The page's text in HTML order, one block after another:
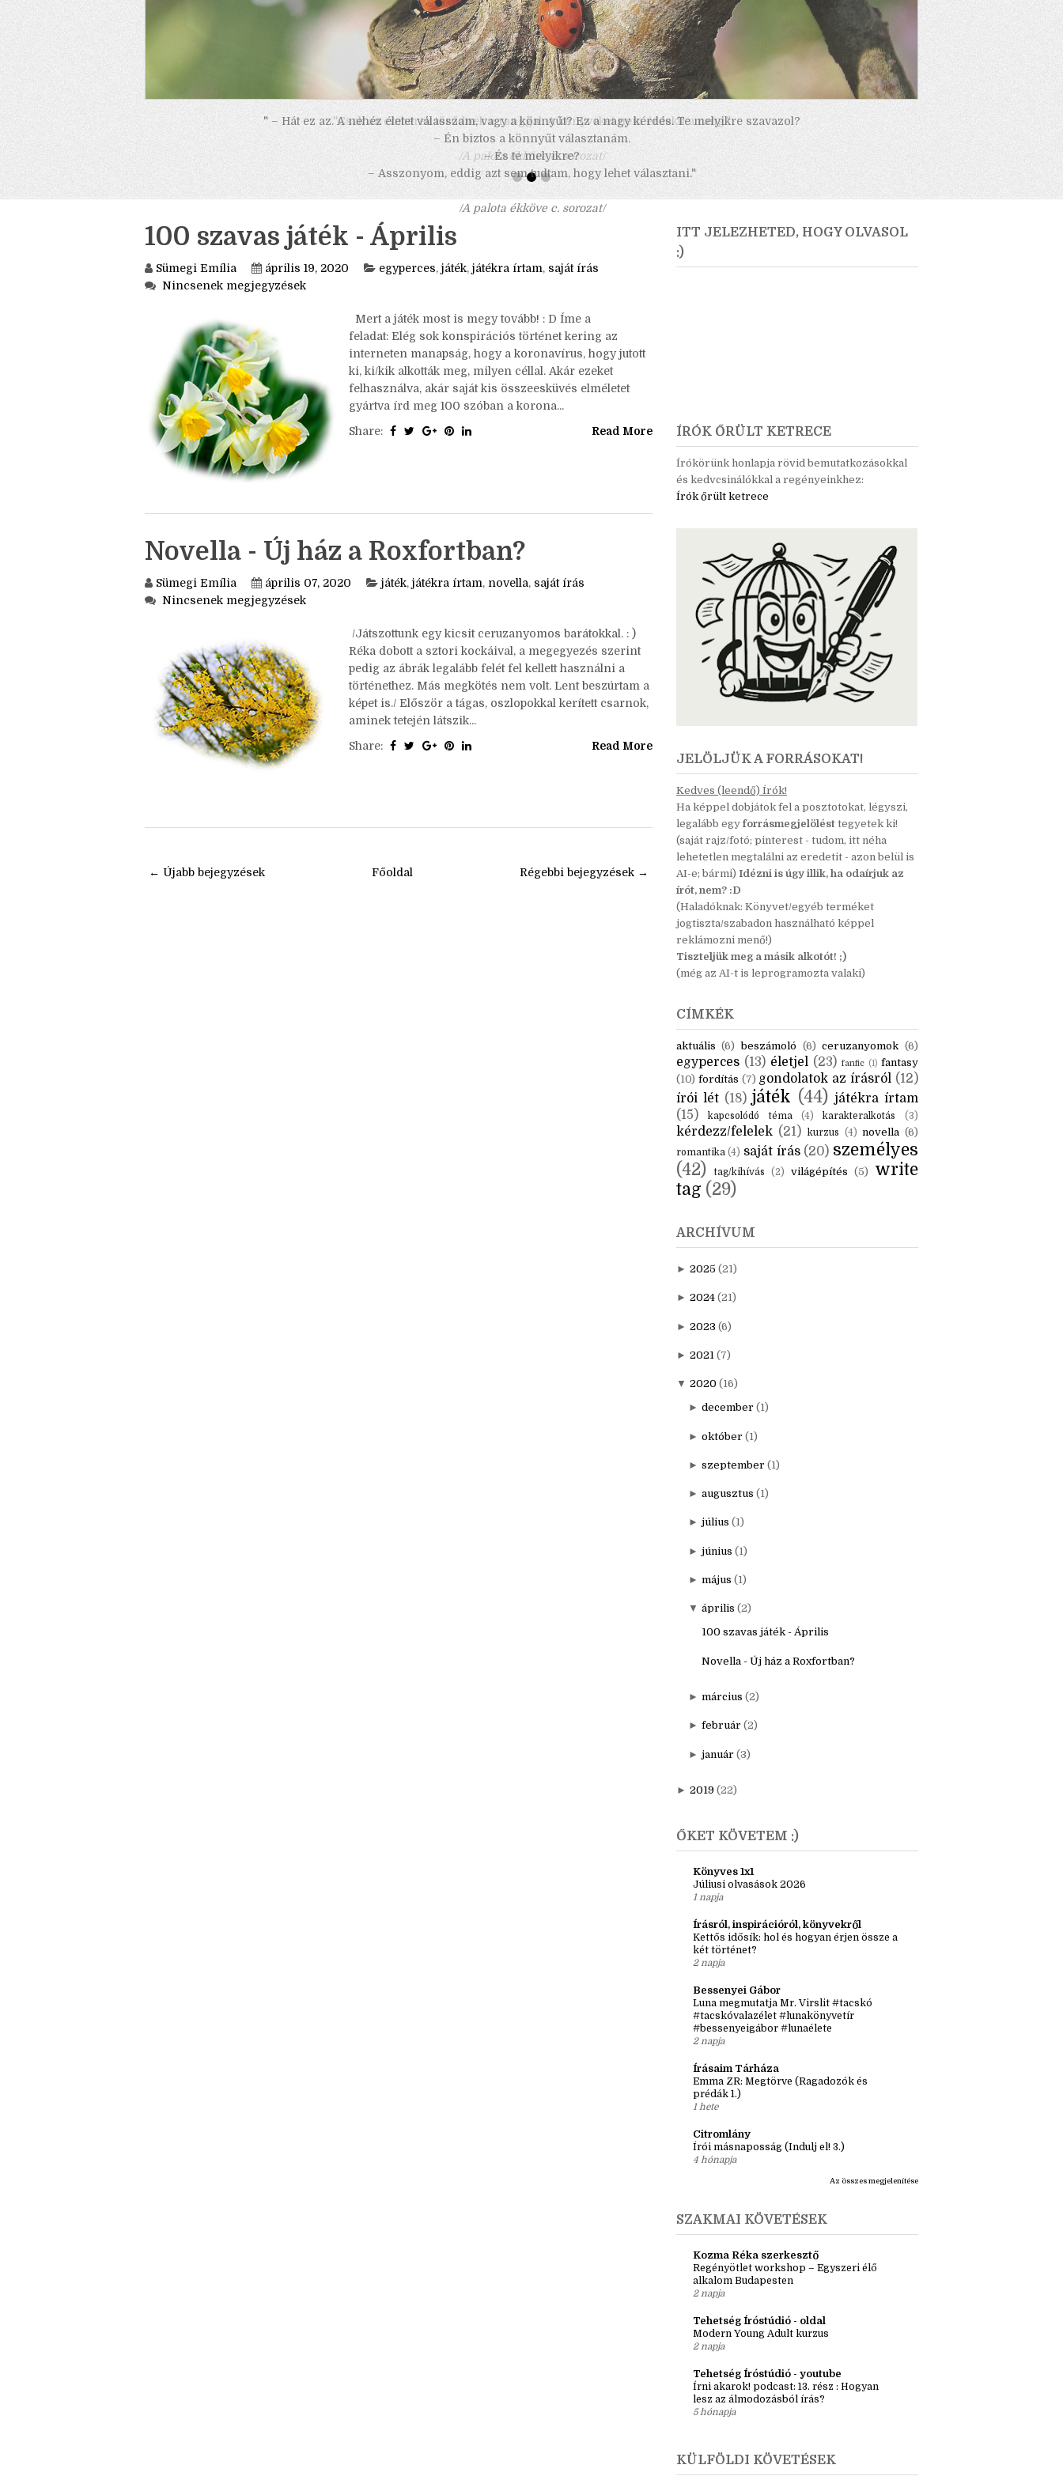
" – Hát ez az. A nehéz életet válasszam, vagy a könnyűt? Ez a nagy kérdés. Te melyikre szavazol?
– Én biztos a könnyűt választanám.
– És te melyikre?
– Asszonyom, eddig azt sem tudtam, hogy lehet választani."
/A palota ékköve c. sorozat/
100 szavas játék - Április
Sümegi Emília egyperces,játék ,játékra írtam , saját írás
Nincsenek megjegyzések
Mert a játék most is megy tovább! : D Íme a
feladat: Elég sok konspirációs történet kering az
interneten manapság, hogy a koronavírus, hogy jutott
ki, ki/kik alkották meg, milyen céllal. Akár ezeket
Novella - Új ház a Roxfortban?
játék,játékra írtam,novella,saját írás
Nincsenek megjegyzések
/Játszottunk egy kicsit ceruzanyomos barátokkal. : )
Réka dobott a sztori kockáival, a megegyezés szerint
pedig az ábrák legalább felét fel kellett használni a
történethez. Más megkötés nem volt. Lent beszúrtam a
képet is./ Először a tágas, oszlopokkal kerített csarnok,
ÍRÓK ŐRÜLT KETRECE
JELÖLJÜK A FORRÁSOKAT!
Kedves (leendő) Írók!
Ha képpel dobjátok fel a posztotokat, légyszi,
legalább egyforrásmegjelölésttegyetek ki!
(saját rajz/fotó; pinterest - tudom, itt néha
lehetetlen megtalálni az eredetit - azon belül is
AI-e; bármi)Idézni is úgy illik, ha odaírjuk az
írót, nem? :D
(Haladóknak: Könyvet/egyéb terméket
jogtiszta/szabadon használható képpel
Tiszteljük meg a másik alkotót! ;)
CÍMKÉK
aktuális (6) beszámoló (6) ceruzanyomok (6)
egyperces (13) életjel (23) fanfic (1) fantasy
(10) fordítás (7) gondolatok az írásról (12)
írói lét
(18) játék (44) játékra írtam
(15)
kapcsolódó téma (4) karakteralkotás (3)
kérdezz/felelek
tag/kihívás
tag (29)
► 2025 (21)
► 2024 (21)
► 2023 (6)
2021 (7)
2020 (16)
► december (1)
► október (1)
► szeptember
► augusztus
► július (1)
► június (1)
május (1)
▼április (2)
► március (2)
►2019 (22)
ŐKET KÖVETEM :)
Könyves 1x1
Júliusi olvasások 2026
1 napja
Kettős idősík: hol és hogyan érjen össze a
két történet?
2 napja
Bessenyei Gábor
#tacskóvalazélet #lunakönyvetír
#bessenyeigábor #lunaélete
2 napja
Emma ZR: Megtörve (Ragadozók és
prédák 1.)
1 hete
4 hónapja
Az összes megjelenítése
SZAKMAI KÖVETÉSEK
Regényötlet workshop – Egyszeri élő
alkalom Budapesten
2 napja
Tehetség Íróstúdió - oldal
Modern Young Adult kurzus
2 napja
lesz az álmodozásból írás?
5 hónapja